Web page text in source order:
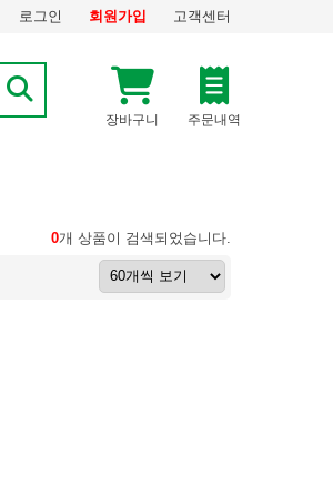
로그인 회원가입 고객센터
장바구니 주문내역
0개 상품이 검색되었습니다.